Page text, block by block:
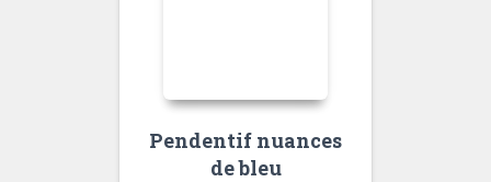
Pendentif nuances
de bleu